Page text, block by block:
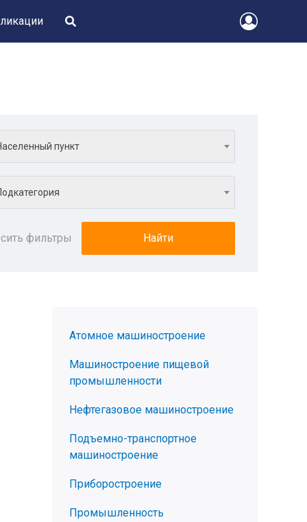
пункт
фильтры
Атомное машиностроение
Машиностроение пищевой
промышленности
Нефтегазовое машиностроение
Подъемно-транспортное
машиностроение
Приборостроение
Промышленность